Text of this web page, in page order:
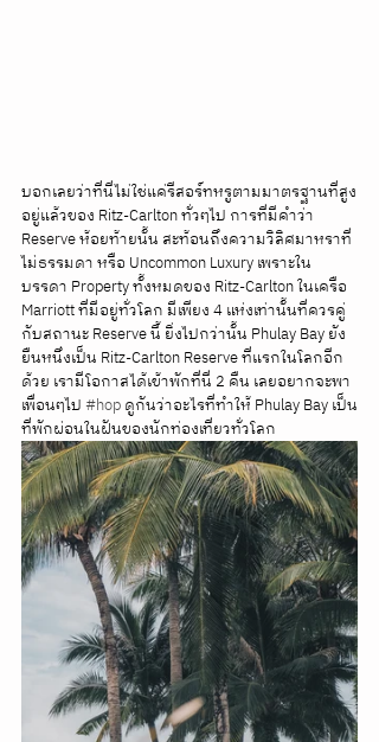
บอกเลยว่าที่นี่ไม่ใช่แค่รีสอร์ทหรูตามมาตรฐานที่สูง
อยู่แล้วของ Ritz-Carlton ทั่วๆไป การที่มีคำว่า
Reserve ห้อยท้ายนั้น สะท้อนถึงความวิลิศมาหราที่
ไม่ธรรมดา หรือ Uncommon Luxury เพราะใน
บรรดา Property ทั้งหมดของ Ritz-Carlton ในเครือ
Marriott ที่มีอยู่ทั่วโลก มีเพียง 4 แห่งเท่านั้นที่ควรคู่
กับสถานะ Reserve นี้ ยิ่งไปกว่านั้น Phulay Bay ยัง
ยืนหนึ่งเป็น Ritz-Carlton Reserve ที่แรกในโลกอีก
ด้วย เรามีโอกาสได้เข้าพักที่นี่ 2 คืน เลยอยากจะพา
เพื่อนๆไป #hop ดูกันว่าอะไรที่ทำให้ Phulay Bay เป็น
ที่พักผ่อนในฝันของนักท่องเที่ยวทั่วโลก